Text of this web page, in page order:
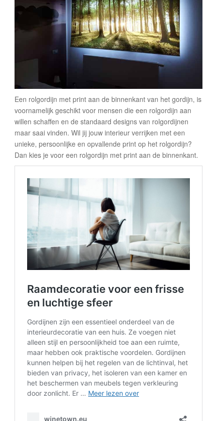
Een rolgordijn met print aan de binnenkant van het gordijn, is
voornamelijk geschikt voor mensen die een rolgordijn aan
willen schaffen en de standaard designs van rolgordijnen
maar saai vinden. Wil jij jouw interieur verrijken met een
unieke, persoonlijke en opvallende print op het rolgordijn?
Dan kies je voor een rolgordijn met print aan de binnenkant.